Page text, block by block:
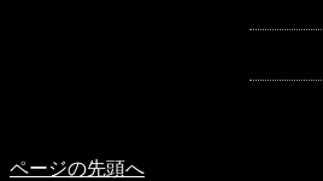
ページの先頭へ